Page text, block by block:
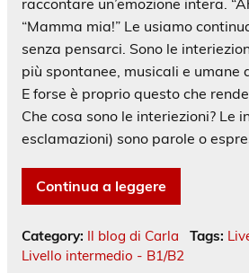
raccontare un’emozione intera.
“Mamma mia!” Le usiamo
senza pensarci. Sono le
più spontanee, musicali e umane
E forse è proprio questo che
Che cosa sono le interiezioni? Le
esclamazioni) sono parole o
Continua a leggere
Category: Il blog di Carla Tags:
Livello intermedio - B1/B2